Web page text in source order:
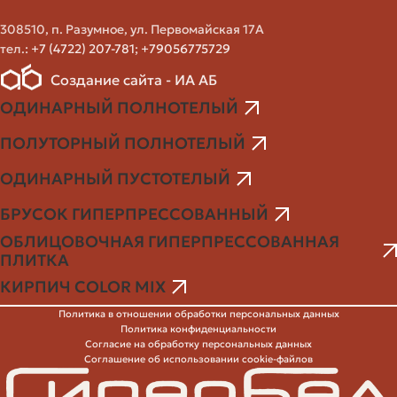
При выборе кирпича важно смотреть не только на цвет
и цену, но и на технические параметры. Вот что обычно
проверяют:
Структура и водопоглощение — чем ниже, тем лучше
для морозного климата.
Морозостойкость — показатель того, сколько циклов
замораживания-оттаивания материал выдержит.
механическим нагрузкам, особенно для цоколей и
столбов.
Размеры и геометрия — отклонения влияют на
ровность швов и расход раствора.
Однородность цвета по партии — важна при покупке
больших объёмов.
Перед покупкой попросите у продавца сертификаты и
протоколы испытаний. Это стандартная практика у
308510, п. Разумное, ул. Первомайская 17А
тел.: +7 (4722) 207-781; +79056775729
Создание сайта - ИА АБ
ОДИНАРНЫЙ ПОЛНОТЕЛЫЙ
ПОЛУТОРНЫЙ ПОЛНОТЕЛЫЙ
ОДИНАРНЫЙ ПУСТОТЕЛЫЙ
БРУСОК ГИПЕРПРЕССОВАННЫЙ
ОБЛИЦОВОЧНАЯ ГИПЕРПРЕССОВАННАЯ
ПЛИТКА
КИРПИЧ COLOR MIX
Политика в отношении обработки персональных данных
Политика конфиденциальности
Согласие на обработку персональных данных
Соглашение об использовании cookie-файлов